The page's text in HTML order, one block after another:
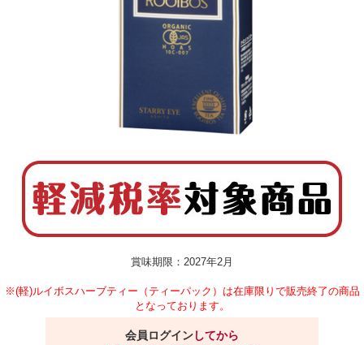
賞味期限：2027年2月
※(軽)ルイボスハーブティー（ティーパック）は在庫限りで販売終了の商品
となっております。
会員ログインしてから